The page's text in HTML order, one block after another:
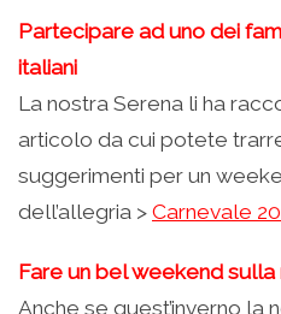
Partecipare ad uno dei
italiani
La nostra Serena li ha
articolo da cui potete
suggerimenti per un
dell’allegria > Carnevale
Fare un bel weekend sulla
Anche se quest’inverno la